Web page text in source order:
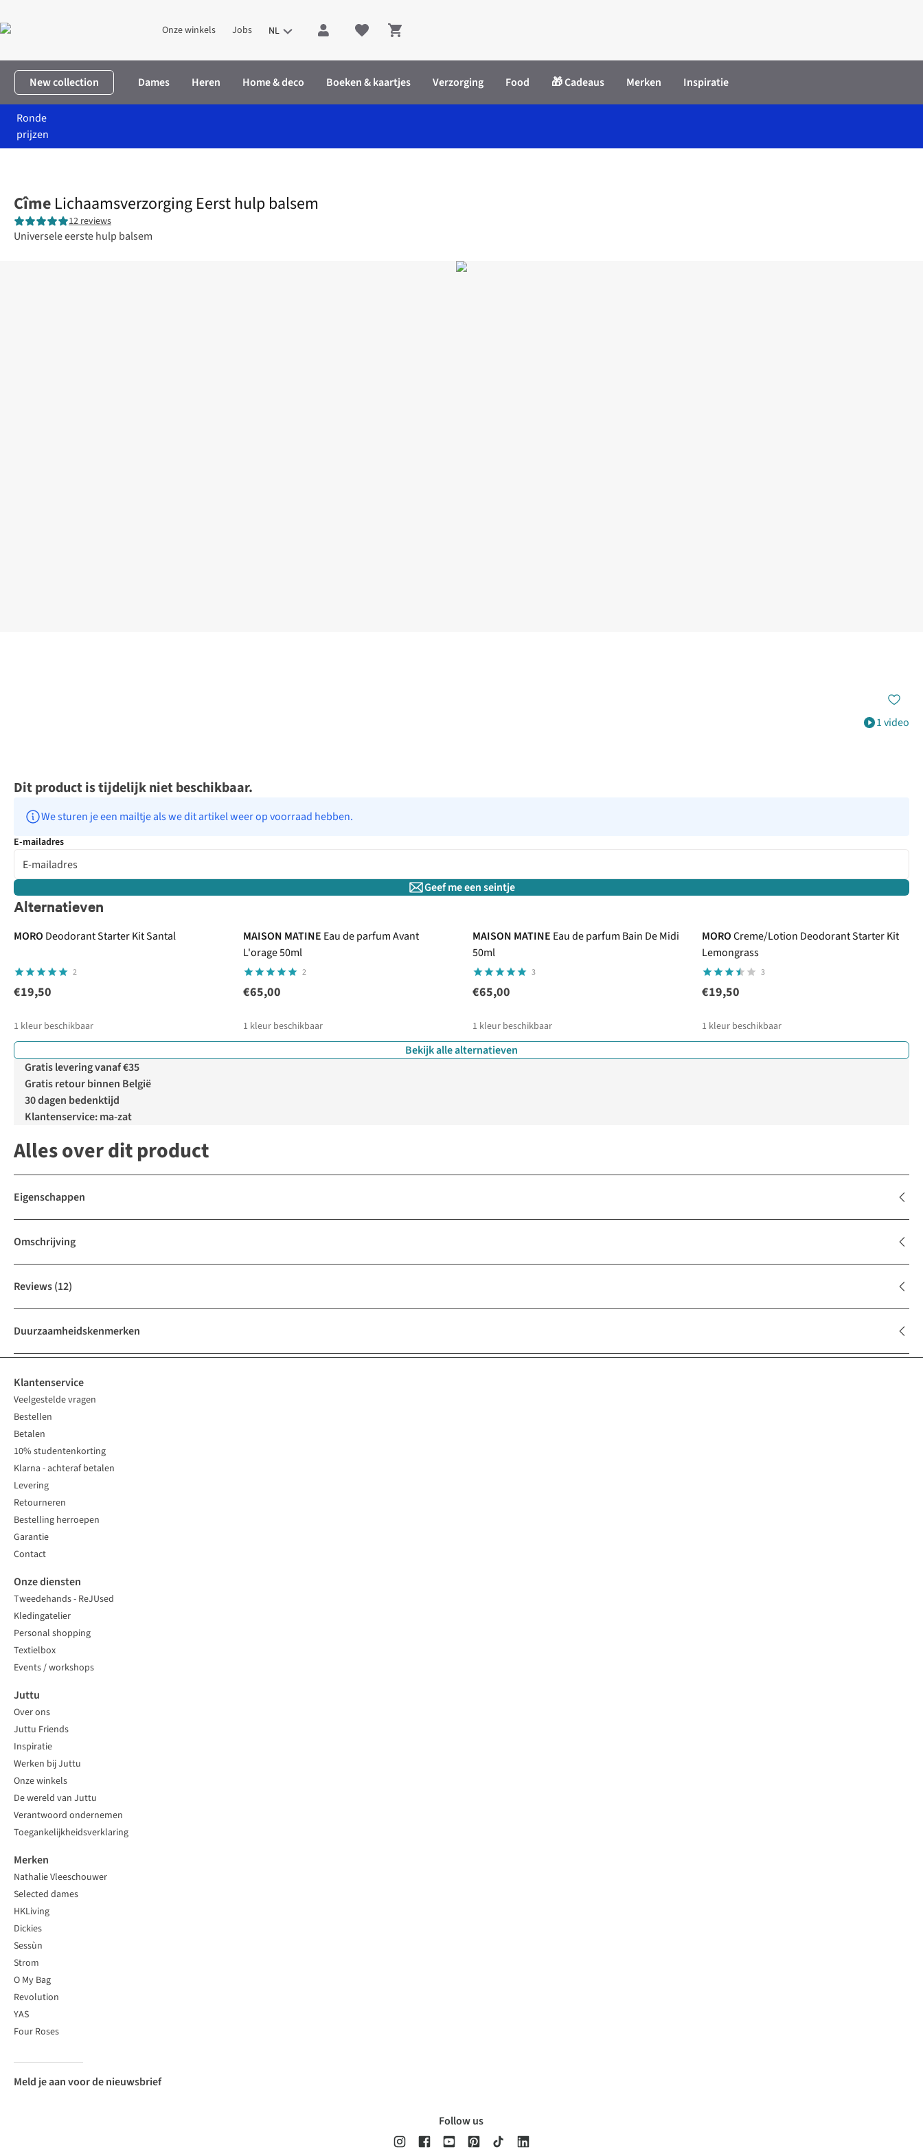
Onze winkels Jobs NL Shopping cart
New collection Dames Heren Home & deco Boeken & kaartjes Verzorging Food 🎁 Cadeaus Merken Inspiratie
Ronde
prijzen
1 video
Cîme Lichaamsverzorging Eerst hulp balsem
12 reviews
Universele eerste hulp balsem
Dit product is tijdelijk niet beschikbaar.
We sturen je een mailtje als we dit artikel weer op voorraad hebben.
E-mailadres
Geef me een seintje
Alternatieven
MORO Deodorant Starter Kit Santal
2
€19,50
1 kleur beschikbaar
MAISON MATINE Eau de parfum Avant
L'orage 50ml
2
€65,00
1 kleur beschikbaar
MAISON MATINE Eau de parfum Bain De Midi
50ml
3
€65,00
1 kleur beschikbaar
MOROCreme/Lotion Deodorant Starter Kit
Lemongrass
3
€19,50
1 kleur beschikbaar
Bekijk alle alternatieven
Gratis levering vanaf €35
Gratis retour binnen België
30 dagen bedenktijd
Klantenservice: ma-zat
Alles over dit product
Eigenschappen
Omschrijving
Reviews(12)
Duurzaamheidskenmerken
Klantenservice
Veelgestelde vragen
Bestellen
Betalen
10% studentenkorting
Klarna - achteraf betalen
Levering
Retourneren
Bestelling herroepen
Garantie
Contact
Onze diensten
Tweedehands - ReJUsed
Kledingatelier
Personal shopping
Textielbox
Events / workshops
Juttu
Over ons
Juttu Friends
Inspiratie
Werken bij Juttu
Onze winkels
De wereld van Juttu
Verantwoord ondernemen
Toegankelijkheidsverklaring
Merken
Nathalie Vleeschouwer
Selected dames
HKLiving
Dickies
Sessùn
Strom
O My Bag
Revolution
YAS
Four Roses
Meld je aan voor de nieuwsbrief
Follow us